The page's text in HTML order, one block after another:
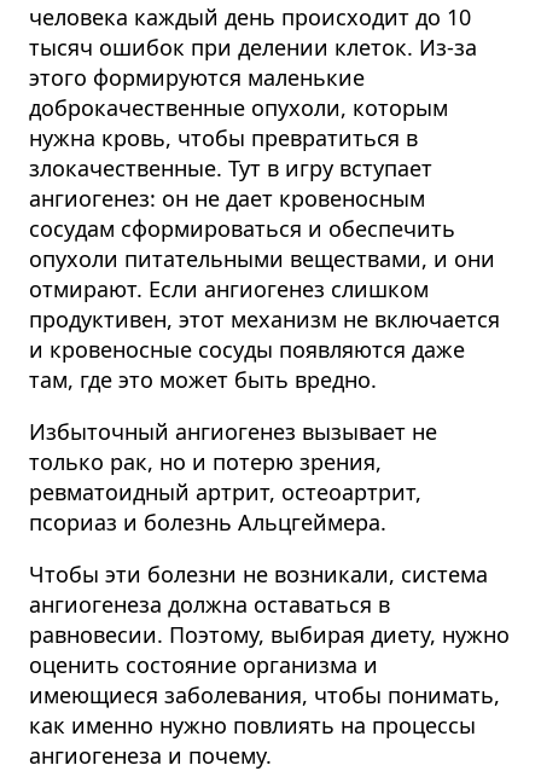
человека каждый день происходит до 10
тысяч ошибок при делении клеток. Из-за
этого формируются маленькие
доброкачественные опухоли, которым
нужна кровь, чтобы превратиться в
злокачественные. Тут в игру вступает
ангиогенез: он не дает кровеносным
сосудам сформироваться и обеспечить
опухоли питательными веществами, и они
отмирают. Если ангиогенез слишком
продуктивен, этот механизм не включается
и кровеносные сосуды появляются даже
там, где это может быть вредно.
Избыточный ангиогенез вызывает не
только рак, но и потерю зрения,
ревматоидный артрит, остеоартрит,
псориаз и болезнь Альцгеймера.
Чтобы эти болезни не возникали, система
ангиогенеза должна оставаться в
равновесии. Поэтому, выбирая диету, нужно
оценить состояние организма и
имеющиеся заболевания, чтобы понимать,
как именно нужно повлиять на процессы
ангиогенеза и почему.